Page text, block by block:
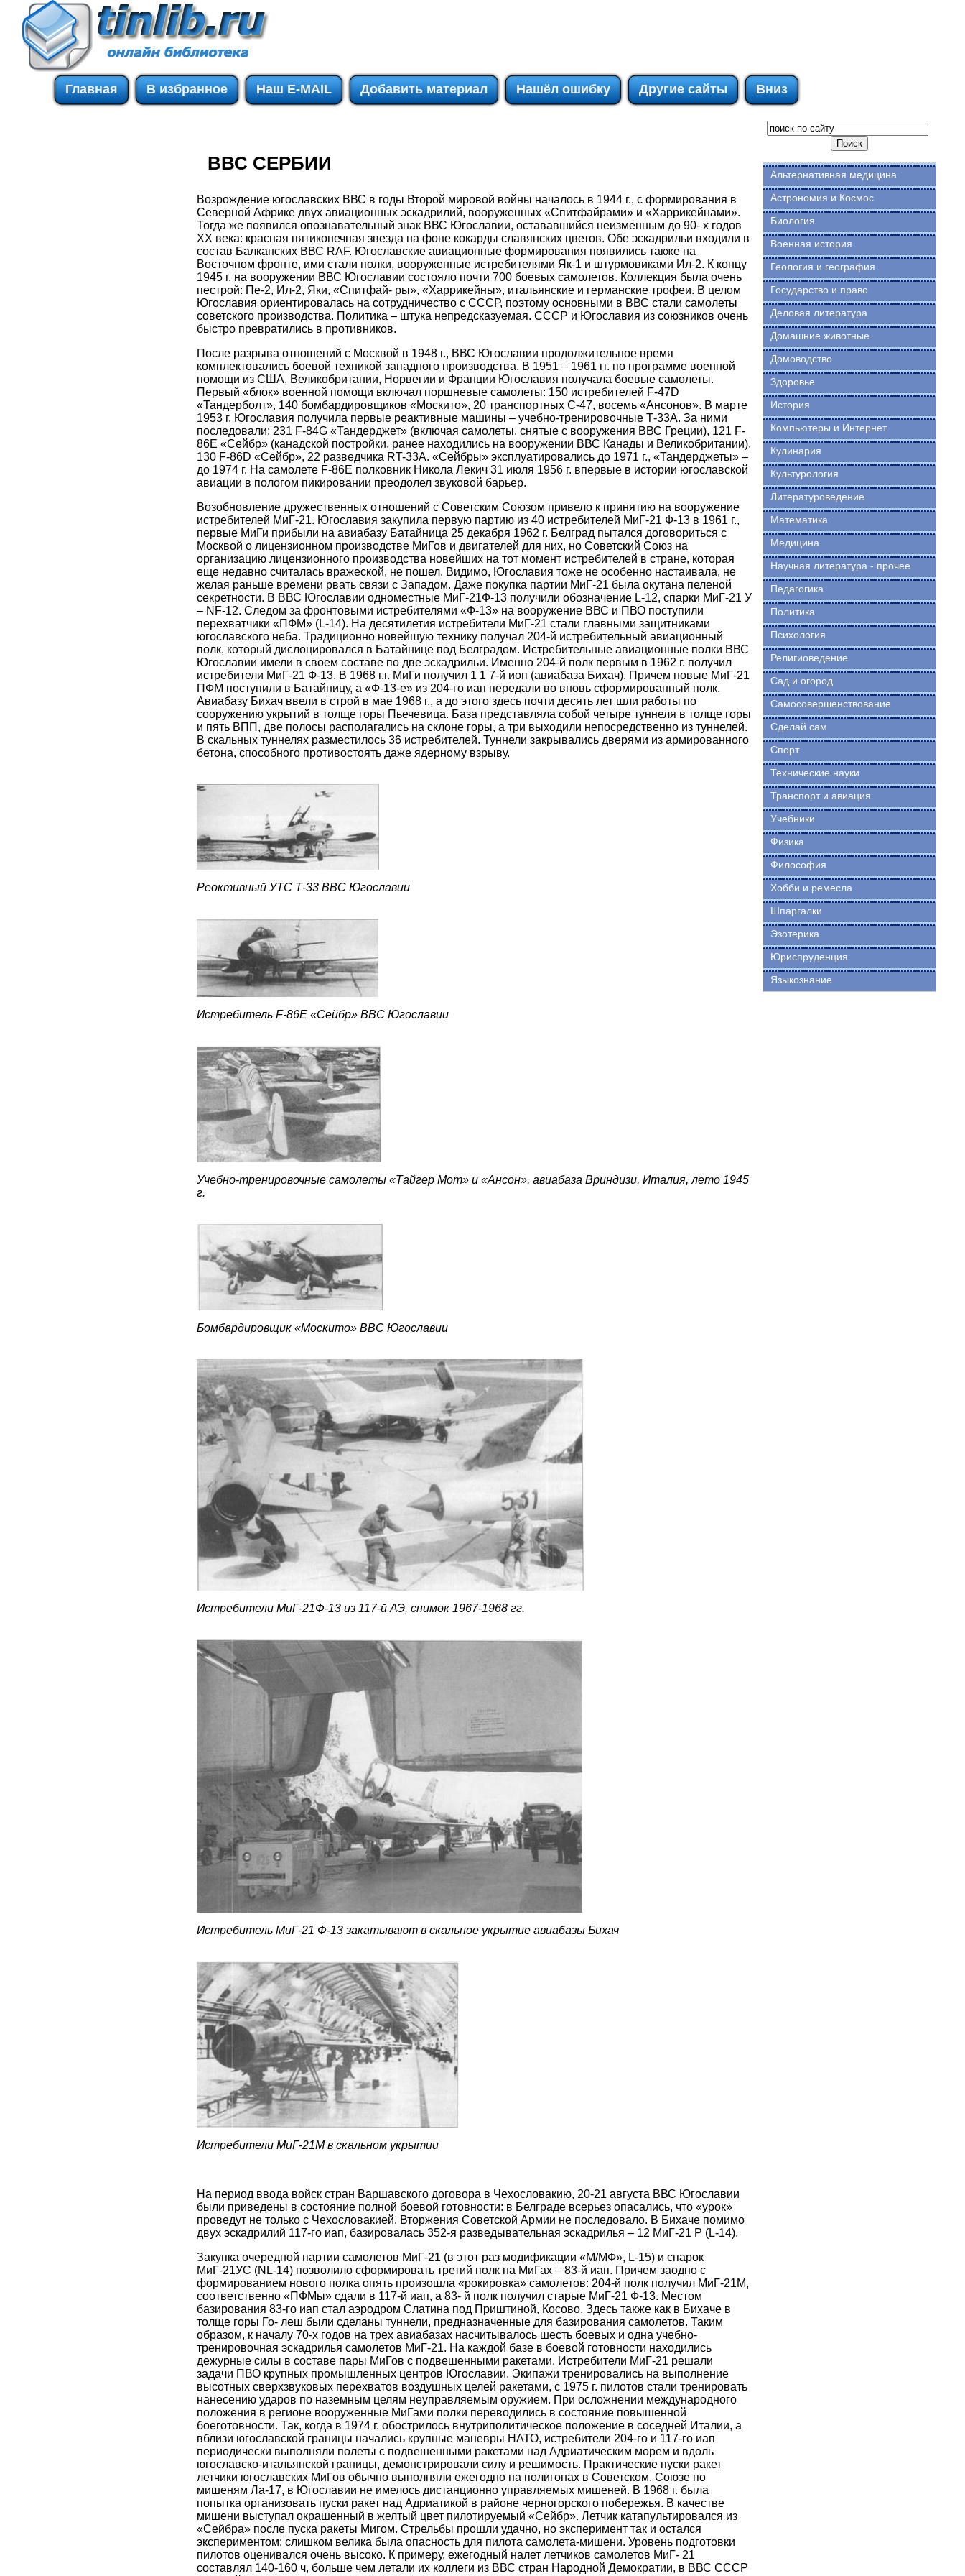
Главная В избранное Наш E-MAIL Добавить материал Нашёл ошибку Другие сайты Вниз
ВВС СЕРБИИ
Возрождение югославских ВВС в годы Второй мировой войны началось в 1944 г., с формирования в
Северной Африке двух авиационных эскадрилий, вооруженных «Спитфайрами» и «Харрикейнами».
Тогда же появился опознавательный знак ВВС Югославии, остававшийся неизменным до 90- х годов
XX века: красная пятиконечная звезда на фоне кокарды славянских цветов. Обе эскадрильи входили в
состав Балканских ВВС RAF. Югославские авиационные формирования появились также на
Восточном фронте, ими стали полки, вооруженные истребителями Як-1 и штурмовиками Ил-2. К концу
1945 г. на вооружении ВВС Югославии состояло почти 700 боевых самолетов. Коллекция была очень
пестрой: Пе-2, Ил-2, Яки, «Спитфай- ры», «Харрикейны», итальянские и германские трофеи. В целом
Югославия ориентировалась на сотрудничество с СССР, поэтому основными в ВВС стали самолеты
советского производства. Политика – штука непредсказуемая. СССР и Югославия из союзников очень
быстро превратились в противников.
После разрыва отношений с Москвой в 1948 г., ВВС Югославии продолжительное время
комплектовались боевой техникой западного производства. В 1951 – 1961 гг. по программе военной
помощи из США, Великобритании, Норвегии и Франции Югославия получала боевые самолеты.
Первый «блок» военной помощи включал поршневые самолеты: 150 истребителей F-47D
«Тандерболт», 140 бомбардировщиков «Москито», 20 транспортных С-47, восемь «Ансонов». В марте
1953 г. Югославия получила первые реактивные машины – учебно-тренировочные Т-33А. За ними
последовали: 231 F-84G «Тандерджет» (включая самолеты, снятые с вооружения ВВС Греции), 121 F-
86E «Сейбр» (канадской постройки, ранее находились на вооружении ВВС Канады и Великобритании),
130 F-86D «Сейбр», 22 разведчика RT-33A. «Сейбры» эксплуатировались до 1971 г., «Тандерджеты» –
до 1974 г. На самолете F-86E полковник Никола Лекич 31 июля 1956 г. впервые в истории югославской
авиации в пологом пикировании преодолел звуковой барьер.
Возобновление дружественных отношений с Советским Союзом привело к принятию на вооружение
истребителей МиГ-21. Югославия закупила первую партию из 40 истребителей МиГ-21 Ф-13 в 1961 г.,
первые МиГи прибыли на авиабазу Батайница 25 декабря 1962 г. Белград пытался договориться с
Москвой о лицензионном производстве МиГов и двигателей для них, но Советский Союз на
организацию лицензионного производства новейших на тот момент истребителей в стране, которая
еще недавно считалась вражеской, не пошел. Видимо, Югославия тоже не особенно настаивала, не
желая раньше времени рвать связи с Западом. Даже покупка партии МиГ-21 была окутана пеленой
секретности. В ВВС Югославии одноместные МиГ-21Ф-13 получили обозначение L-12, спарки МиГ-21 У
– NF-12. Следом за фронтовыми истребителями «Ф-13» на вооружение ВВС и ПВО поступили
перехватчики «ПФМ» (L-14). На десятилетия истребители МиГ-21 стали главными защитниками
югославского неба. Традиционно новейшую технику получал 204-й истребительный авиационный
полк, который дислоцировался в Батайнице под Белградом. Истребительные авиационные полки ВВС
Югославии имели в своем составе по две эскадрильи. Именно 204-й полк первым в 1962 г. получил
истребители МиГ-21 Ф-13. В 1968 г.г. МиГи получил 1 1 7-й иоп (авиабаза Бихач). Причем новые МиГ-21
ПФМ поступили в Батайницу, а «Ф-13-е» из 204-го иап передали во вновь сформированный полк.
Авиабазу Бихач ввели в строй в мае 1968 г., а до этого здесь почти десять лет шли работы по
сооружению укрытий в толще горы Пьечевица. База представляла собой четыре туннеля в толще горы
и пять ВПП, две полосы располагались на склоне горы, а три выходили непосредственно из туннелей.
В скальных туннелях разместилось 36 истребителей. Туннели закрывались дверями из армированного
бетона, способного противостоять даже ядерному взрыву.
Реоктивный УТС Т-33 ВВС Югославии
Истребитель F-86E «Сейбр» ВВС Югославии
Учебно-тренировочные самолеты «Тайгер Мот» и «Ансон», авиабаза Вриндизи, Италия, лето 1945
г.
Бомбардировщик «Москито» ВВС Югославии
Истребители МиГ-21Ф-13 из 117-й АЭ, снимок 1967-1968 гг.
Истребитель МиГ-21 Ф-13 закатывают в скальное укрытие авиабазы Бихач
Истребители МиГ-21М в скальном укрытии
На период ввода войск стран Варшавского договора в Чехословакию, 20-21 августа ВВС Югославии
были приведены в состояние полной боевой готовности: в Белграде всерьез опасались, что «урок»
проведут не только с Чехословакией. Вторжения Советской Армии не последовало. В Бихаче помимо
двух эскадрилий 117-го иап, базировалась 352-я разведывательная эскадрилья – 12 МиГ-21 Р (L-14).
Закупка очередной партии самолетов МиГ-21 (в этот раз модификации «М/МФ», L-15) и спарок
МиГ-21УС (NL-14) позволило сформировать третий полк на МиГах – 83-й иап. Причем заодно с
формированием нового полка опять произошла «рокировка» самолетов: 204-й полк получил МиГ-21М,
соответственно «ПФМы» сдали в 117-й иап, а 83- й полк получил старые МиГ-21 Ф-13. Местом
базирования 83-го иап стал аэродром Слатина под Приштиной, Косово. Здесь также как в Бихаче в
толще горы Го- леш были сделаны туннели, предназначенные для базирования самолетов. Таким
образом, к началу 70-х годов на трех авиабазах насчитывалось шесть боевых и одна учебно-
тренировочная эскадрилья самолетов МиГ-21. На каждой базе в боевой готовности находились
дежурные силы в составе пары МиГов с подвешенными ракетами. Истребители МиГ-21 решали
задачи ПВО крупных промышленных центров Югославии. Экипажи тренировались на выполнение
высотных сверхзвуковых перехватов воздушных целей ракетами, с 1975 г. пилотов стали тренировать
нанесению ударов по наземным целям неуправляемым оружием. При осложнении международного
положения в регионе вооруженные МиГами полки переводились в состояние повышенной
боеготовности. Так, когда в 1974 г. обострилось внутриполитическое положение в соседней Италии, а
вблизи югославской границы начались крупные маневры НАТО, истребители 204-го и 117-го иап
периодически выполняли полеты с подвешенными ракетами над Адриатическим морем и вдоль
югославско-итальянской границы, демонстрировали силу и решимость. Практические пуски ракет
летчики югославских МиГов обычно выполняли ежегодно на полигонах в Советском. Союзе по
мишеням Ла-17, в Югославии не имелось дистанционно управляемых мишеней. В 1968 г. была
попытка организовать пуски ракет над Адриатикой в районе черногорского побережья. В качестве
мишени выступал окрашенный в желтый цвет пилотируемый «Сейбр». Летчик катапультировался из
«Сейбра» после пуска ракеты Мигом. Стрельбы прошли удачно, но эксперимент так и остался
экспериментом: слишком велика была опасность для пилота самолета-мишени. Уровень подготовки
пилотов оценивался очень высоко. К примеру, ежегодный налет летчиков самолетов МиГ- 21
составлял 140-160 ч, больше чем летали их коллеги из ВВС стран Народной Демократии, в ВВС СССР
Альтернативная медицина
Астрономия и Космос
Биология
Военная история
Геология и география
Государство и право
Деловая литература
Домашние животные
Домоводство
Здоровье
История
Компьютеры и Интернет
Кулинария
Культурология
Литературоведение
Математика
Медицина
Научная литература - прочее
Педагогика
Политика
Психология
Религиоведение
Сад и огород
Самосовершенствование
Сделай сам
Спорт
Технические науки
Транспорт и авиация
Учебники
Физика
Философия
Хобби и ремесла
Шпаргалки
Эзотерика
Юриспруденция
Языкознание